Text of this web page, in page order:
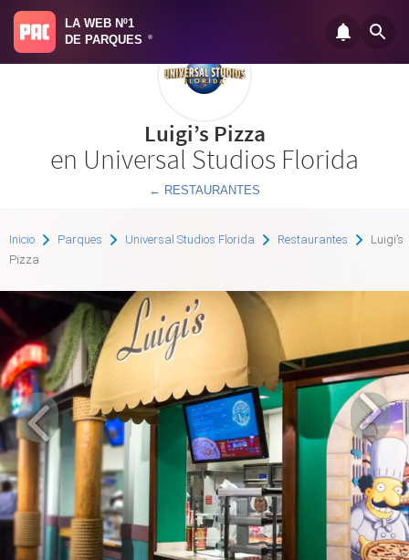
LA WEB Nº1
DE PARQUES
®
Luigi’s Pizza
en Universal Studios Florida
← RESTAURANTES
Inicio Parques Universal Studios Florida Restaurantes
Luigi’s
Pizza